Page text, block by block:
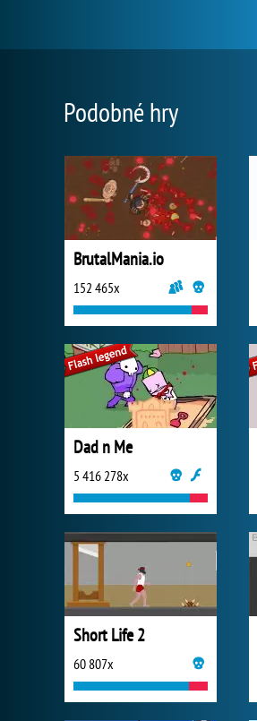
Podobné hry
BrutalMania.io
152 465x
Dad n Me
5 416 278x
Short Life 2
60 807x